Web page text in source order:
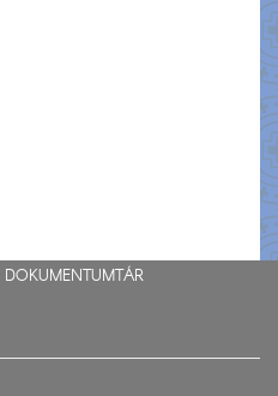
DOKUMENTUMTÁR